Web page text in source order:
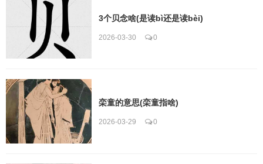
3个贝念啥(是读bì还是读bèi)
2026-03-30 0
栾童的意思(栾童指啥)
2026-03-29 0